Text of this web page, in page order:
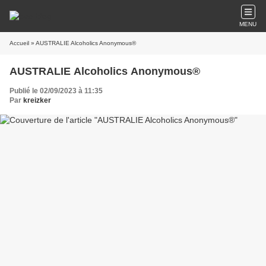
MENU
Accueil » AUSTRALIE Alcoholics Anonymous®
AUSTRALIE Alcoholics Anonymous®
Publié le 02/09/2023 à 11:35
Par kreizker